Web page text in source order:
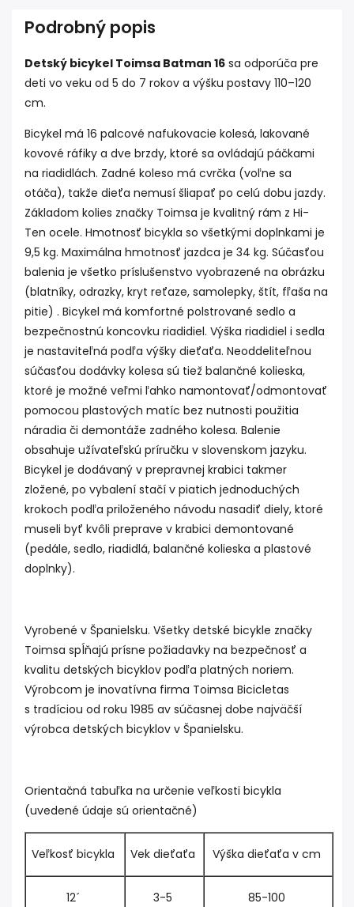
Podrobný popis
Detský bicykel Toimsa Batman 16 sa odporúča pre
deti vo veku od 5 do 7 rokov a výšku postavy 110–120
cm.
Bicykel má 16 palcové nafukovacie kolesá, lakované
kovové ráfiky a dve brzdy, ktoré sa ovládajú páčkami
na riadidlách. Zadné koleso má cvrčka (voľne sa
otáča), takže dieťa nemusí šliapať po celú dobu jazdy.
Základom kolies značky Toimsa je kvalitný rám z Hi-
Ten ocele. Hmotnosť bicykla so všetkými doplnkami je
9,5 kg. Maximálna hmotnosť jazdca je 34 kg. Súčasťou
balenia je všetko príslušenstvo vyobrazené na obrázku
(blatníky, odrazky, kryt reťaze, samolepky, štít, fľaša na
pitie) . Bicykel má komfortné polstrované sedlo a
bezpečnostnú koncovku riadidiel. Výška riadidiel i sedla
je nastaviteľná podľa výšky dieťaťa. Neoddeliteľnou
súčasťou dodávky kolesa sú tiež balančné kolieska,
ktoré je možné veľmi ľahko namontovať/odmontovať
pomocou plastových matíc bez nutnosti použitia
náradia či demontáže zadného kolesa. Balenie
obsahuje užívateľskú príručku v slovenskom jazyku.
Bicykel je dodávaný v prepravnej krabici takmer
zložené, po vybalení stačí v piatich jednoduchých
krokoch podľa priloženého návodu nasadiť diely, ktoré
museli byť kvôli preprave v krabici demontované
(pedále, sedlo, riadidlá, balančné kolieska a plastové
doplnky).
Vyrobené v Španielsku. Všetky detské bicykle značky
Toimsa spĺňajú prísne požiadavky na bezpečnosť a
kvalitu detských bicyklov podľa platných noriem.
Výrobcom je inovatívna firma Toimsa Bicicletas
s tradíciou od roku 1985 av súčasnej dobe najväčší
výrobca detských bicyklov v Španielsku.
Orientačná tabuľka na určenie veľkosti bicykla
(uvedené údaje sú orientačné)
Veľkosť bicykla Vek dieťaťa Výška dieťaťa v cm
12´ 3-5 85-100